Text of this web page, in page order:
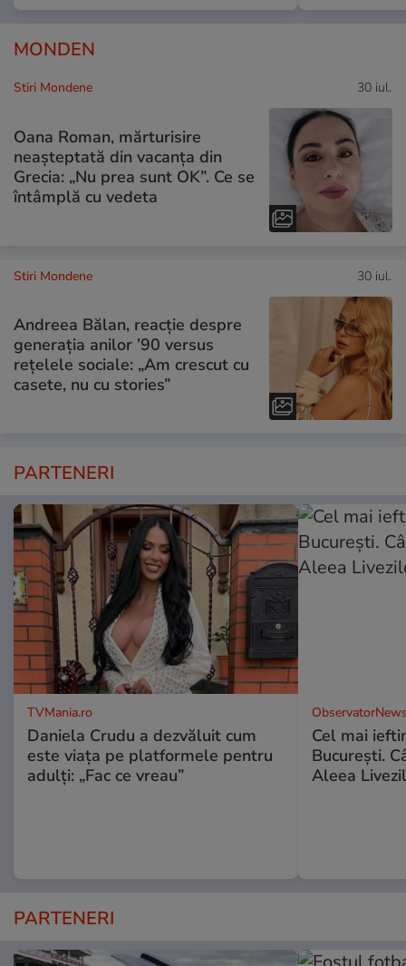
MONDEN
Stiri Mondene 30 iul.
Oana Roman, mărturisire
neașteptată din vacanța din
Grecia: „Nu prea sunt OK”. Ce se
întâmplă cu vedeta
Stiri Mondene 30 iul.
Andreea Bălan, reacție despre
generația anilor ’90 versus
rețelele sociale: „Am crescut cu
casete, nu cu stories”
PARTENERI
TVMania.ro
Daniela Crudu a dezvăluit cum
este viața pe platformele pentru
adulți: „Fac ce vreau”
Cel mai
Bucureşti.
Aleea
PARTENERI